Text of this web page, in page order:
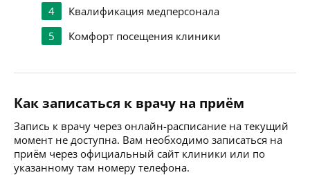
4
Квалификация медперсонала
5
Комфорт посещения клиники
Как записаться к врачу на приём
Запись к врачу через онлайн-расписание на текущий
момент не доступна. Вам необходимо записаться на
приём через официальный сайт клиники или по
указанному там номеру телефона.